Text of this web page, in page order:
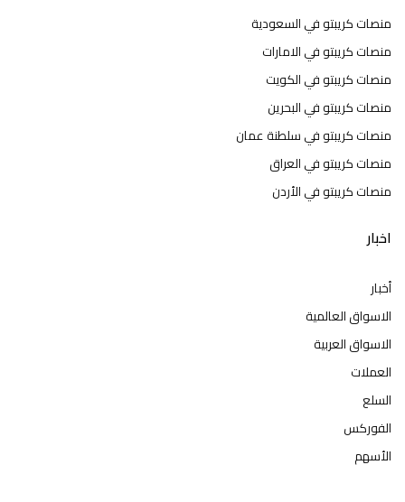
منصات كريبتو في السعودية
منصات كريبتو في الامارات
منصات كريبتو في الكويت
منصات كريبتو في البحرين
منصات كريبتو في سلطنة عمان
منصات كريبتو في العراق
منصات كريبتو في الأردن
اخبار
أخبار
الاسواق العالمية
الاسواق العربية
العملات
السلع
الفوركس
الأسهم